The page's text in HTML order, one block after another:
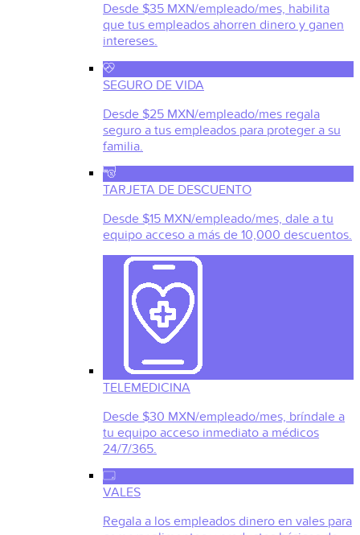
Desde $35 MXN/empleado/mes, habilita
que tus empleados ahorren dinero y ganen
intereses.
SEGURO DE VIDA
Desde $25 MXN/empleado/mes regala
seguro a tus empleados para proteger a su
familia.
TARJETA DE DESCUENTO
Desde $15 MXN/empleado/mes, dale a tu
equipo acceso a más de 10,000 descuentos.
TELEMEDICINA
Desde $30 MXN/empleado/mes, bríndale a
tu equipo acceso inmediato a médicos
24/7/365.
VALES
Regala a los empleados dinero en vales para